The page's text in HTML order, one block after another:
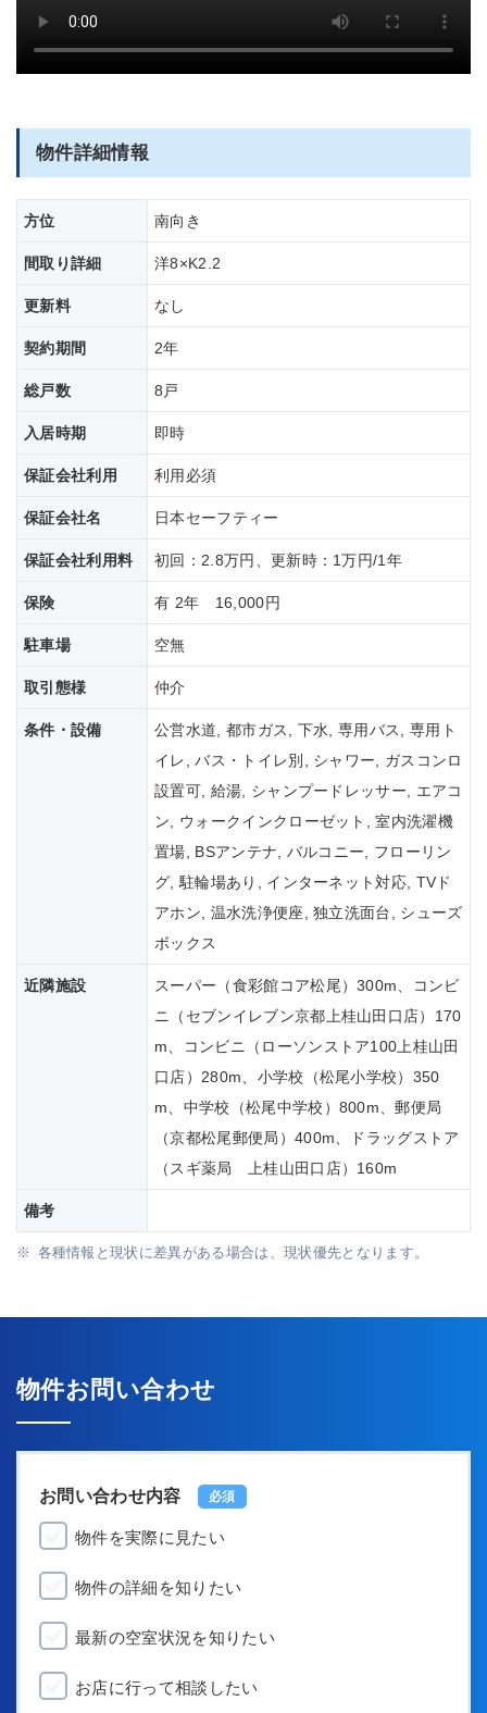
部屋全体
物件詳細情報
方位 南向き
間取り詳細 洋8×K2.2
更新料 なし
契約期間 2年
総戸数 8戸
入居時期 即時
保証会社利用 利用必須
保証会社名 日本セーフティー
保証会社利用料 初回：2.8万円、更新時：1万円/1年
保険 有 2年 16,000円
駐車場 空無
取引態様 仲介
条件・設備
公営水道, 都市ガス, 下水, 専用バス, 専用ト
イレ, バス・トイレ別, シャワー, ガスコンロ
設置可, 給湯, シャンプードレッサー, エアコ
ン, ウォークインクローゼット, 室内洗濯機
置場, BSアンテナ, バルコニー, フローリン
グ, 駐輪場あり, インターネット対応, TVド
アホン, 温水洗浄便座, 独立洗面台, シューズ
ボックス
近隣施設
スーパー（食彩館コア松尾）300m、コンビ
ニ（セブンイレブン京都上桂山田口店）170
m、コンビニ（ローソンストア100上桂山田
口店）280m、小学校（松尾小学校）350
m、中学校（松尾中学校）800m、郵便局
（京都松尾郵便局）400m、ドラッグストア
（スギ薬局 上桂山田口店）160m
備考
各種情報と現状に差異がある場合は、現状優先となります。
物件お問い合わせ